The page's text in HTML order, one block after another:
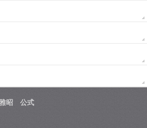
昭 公式